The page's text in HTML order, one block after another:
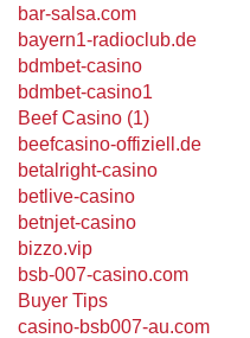
bar-salsa.com
bayern1-radioclub.de
bdmbet-casino
bdmbet-casino1
Beef Casino (1)
beefcasino-offiziell.de
betalright-casino
betlive-casino
betnjet-casino
bizzo.vip
bsb-007-casino.com
Buyer Tips
casino-bsb007-au.com